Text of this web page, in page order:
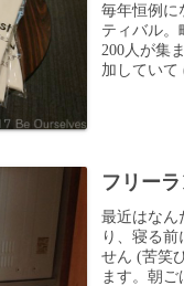
毎年恒例に
ティバル。
200人が集
加していて
フリー
最近はなん
り、寝る
せん (苦笑
ます。朝ご